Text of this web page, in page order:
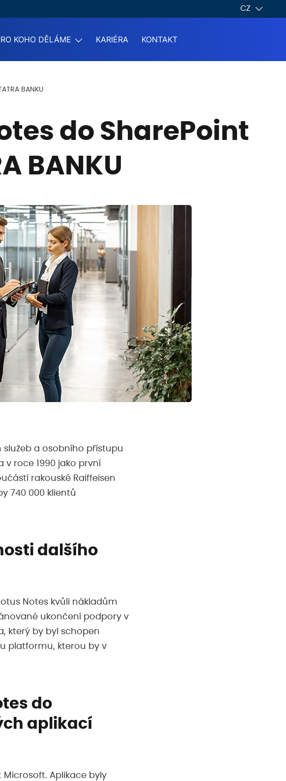
CZ
KOHO DĚLÁME KARIÉRA KONTAKT
BANKU
do SharePoint
BANKU
služeb a osobního přístupu
roce 1990 jako první
rakouské Raiffeisen
740 000 klientů
dalšího
Notes kvůli nákladům
ukončení podpory v
který by byl schopen
platformu, kterou by v
do
aplikací
Aplikace byly